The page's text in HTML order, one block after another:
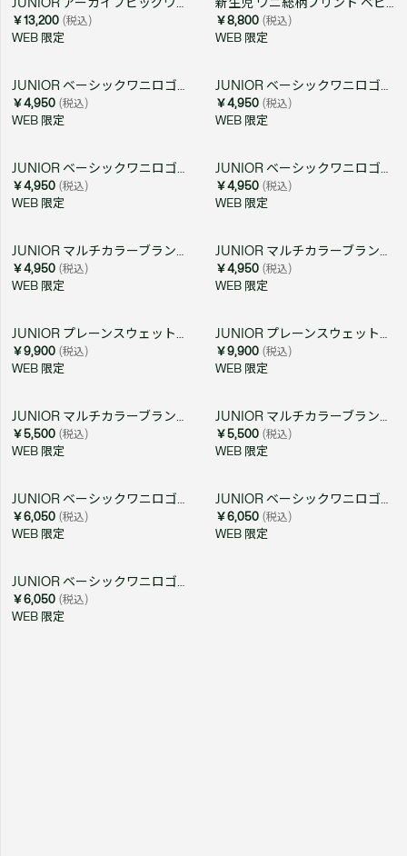
￥13,200 (税込)
WEB 限定
￥8,800 (税込)
WEB 限定
￥4,950 (税込)
WEB 限定
￥4,950 (税込)
WEB 限定
￥4,950 (税込)
WEB 限定
￥4,950 (税込)
WEB 限定
￥4,950 (税込)
WEB 限定
￥4,950 (税込)
WEB 限定
￥9,900 (税込)
WEB 限定
￥9,900 (税込)
WEB 限定
￥5,500 (税込)
WEB 限定
￥5,500 (税込)
WEB 限定
￥6,050 (税込)
WEB 限定
￥6,050 (税込)
WEB 限定
￥6,050 (税込)
WEB 限定